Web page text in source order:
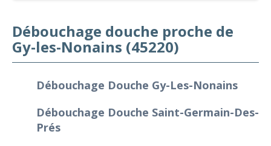
Débouchage douche proche de
Gy-les-Nonains (45220)
Débouchage Douche Gy-Les-Nonains
Débouchage Douche Saint-Germain-Des-
Prés